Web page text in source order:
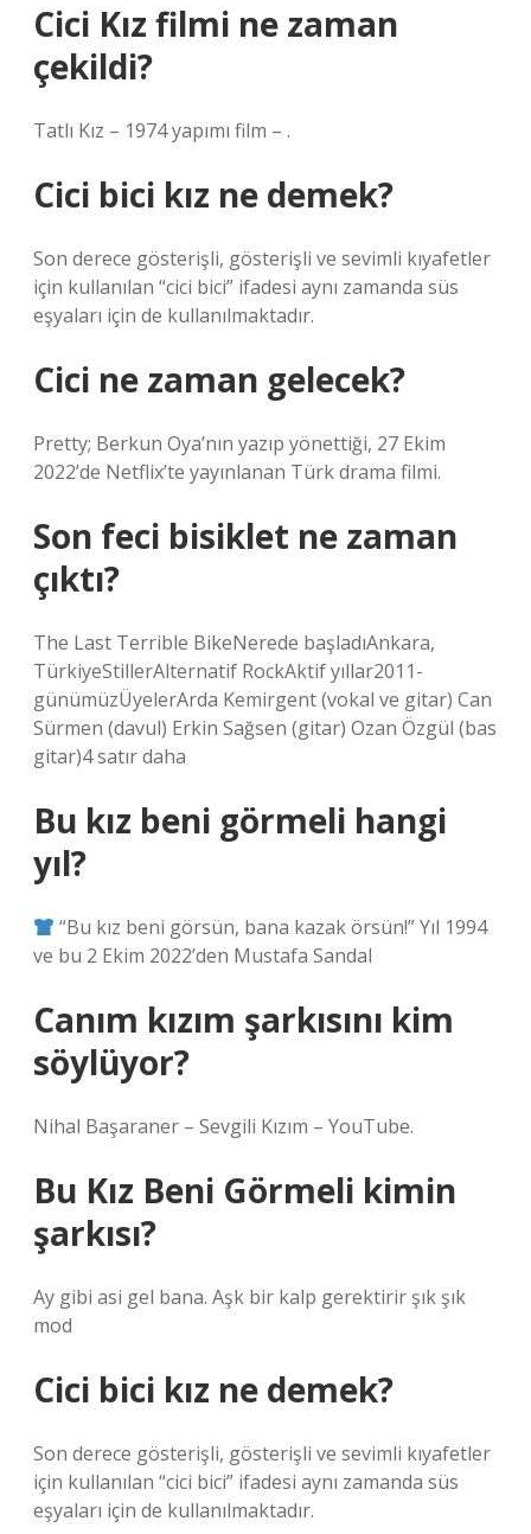
Cici Kız filmi ne zaman
çekildi?
Tatlı Kız – 1974 yapımı film – .
Cici bici kız ne demek?
Son derece gösterişli, gösterişli ve sevimli kıyafetler
için kullanılan “cici bici” ifadesi aynı zamanda süs
eşyaları için de kullanılmaktadır.
Cici ne zaman gelecek?
Pretty; Berkun Oya’nın yazıp yönettiği, 27 Ekim
2022’de Netflix’te yayınlanan Türk drama filmi.
Son feci bisiklet ne zaman
çıktı?
The Last Terrible BikeNerede başladıAnkara,
TürkiyeStillerAlternatif RockAktif yıllar2011-
günümüzÜyelerArda Kemirgent (vokal ve gitar) Can
Sürmen (davul) Erkin Sağsen (gitar) Ozan Özgül (bas
gitar)4 satır daha
Bu kız beni görmeli hangi
yıl?
“Bu kız beni görsün, bana kazak örsün!” Yıl 1994
ve bu 2 Ekim 2022’den Mustafa Sandal
Canım kızım şarkısını kim
söylüyor?
Nihal Başaraner – Sevgili Kızım – YouTube.
Bu Kız Beni Görmeli kimin
şarkısı?
Ay gibi asi gel bana. Aşk bir kalp gerektirir şık şık
mod
Cici bici kız ne demek?
Son derece gösterişli, gösterişli ve sevimli kıyafetler
için kullanılan “cici bici” ifadesi aynı zamanda süs
eşyaları için de kullanılmaktadır.